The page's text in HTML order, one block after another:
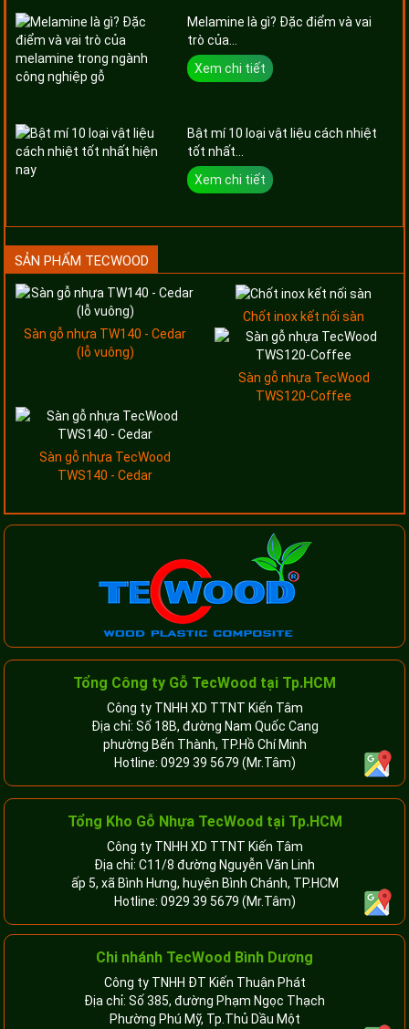
Melamine là gì? Đặc điểm và vai
trò của...
Xem chi tiết
Bật mí 10 loại vật liệu cách nhiệt
tốt nhất...
Xem chi tiết
SẢN PHẨM TECWOOD
Sàn gỗ nhựa TW140 - Cedar
(lỗ vuông)
Chốt inox kết nối sàn
Sàn gỗ nhựa TecWood
TWS120-Coffee
Sàn gỗ nhựa TecWood
TWS140 - Cedar
Tổng Công ty Gỗ TecWood tại Tp.HCM
Công ty TNHH XD TTNT Kiến Tâm
Địa chỉ: Số 18B, đường Nam Quốc Cang
phường Bến Thành, TP.Hồ Chí Minh
Hotline: 0929 39 5679 (Mr.Tâm)
Tổng Kho Gỗ Nhựa TecWood tại Tp.HCM
Công ty TNHH XD TTNT Kiến Tâm
Địa chỉ: C11/8 đường Nguyễn Văn Linh
ấp 5, xã Bình Hưng, huyện Bình Chánh, TP.HCM
Hotline: 0929 39 5679 (Mr.Tâm)
Chi nhánh TecWood Bình Dương
Công ty TNHH ĐT Kiến Thuận Phát
Địa chỉ: Số 385, đường Phạm Ngọc Thạch
Phường Phú Mỹ, Tp.Thủ Dầu Một